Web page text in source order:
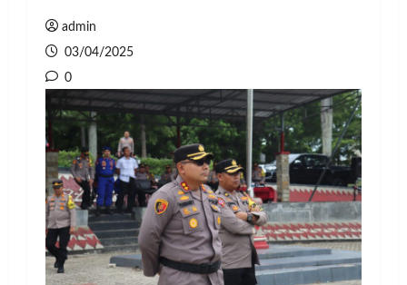
admin
03/04/2025
0